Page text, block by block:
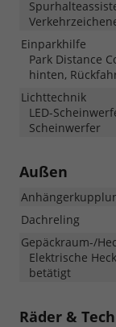
Einparkhilfe
Park Distance
hinten,
Lichttechnik
LED-
Scheinwerfer
Außen
Dachreling
Gepäckraum-/
Elektrische
betätigt
Räder &